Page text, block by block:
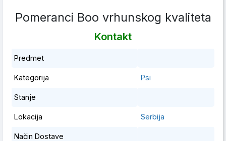
Pomeranci Boo vrhunskog kvaliteta
Kontakt
Predmet
Kategorija Psi
Stanje
Lokacija Serbija
Način Dostave